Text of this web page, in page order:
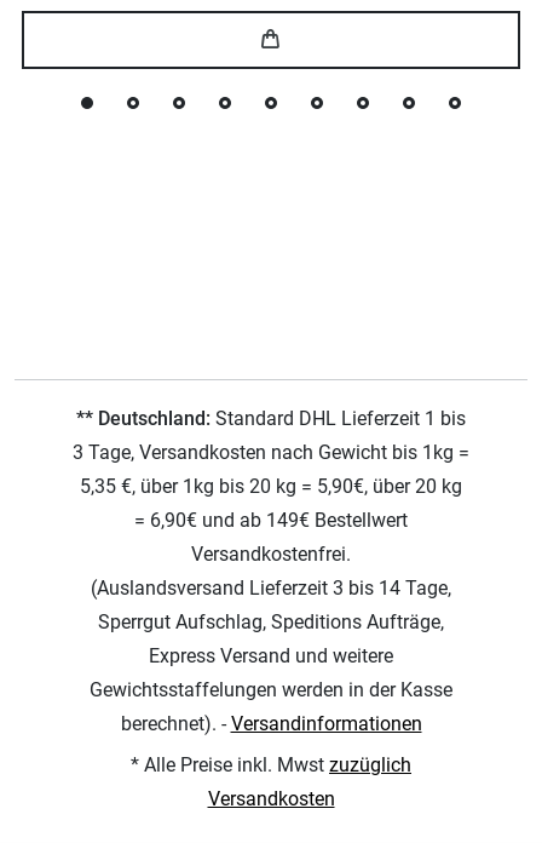
** Deutschland: Standard DHL Lieferzeit 1 bis
3 Tage, Versandkosten nach Gewicht bis 1kg =
5,35 €, über 1kg bis 20 kg = 5,90€, über 20 kg
= 6,90€ und ab 149€ Bestellwert
Versandkostenfrei.
(Auslandsversand Lieferzeit 3 bis 14 Tage,
Sperrgut Aufschlag, Speditions Aufträge,
Express Versand und weitere
Gewichtsstaffelungen werden in der Kasse
berechnet). -Versandinformationen
* Alle Preise inkl. Mwst zuzüglich
Versandkosten